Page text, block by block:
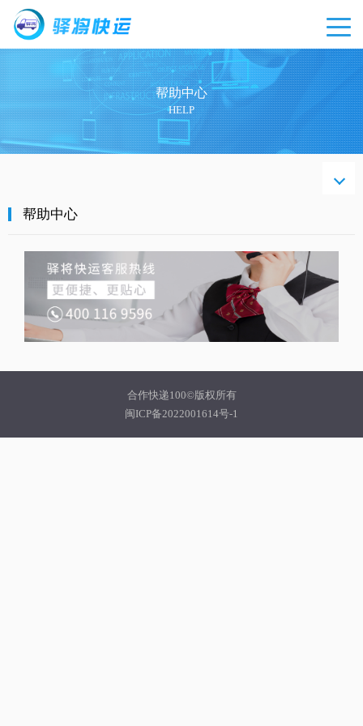
帮助中心
HELP
中心
帮助中心
合作快递100©版权所有
闽ICP备2022001614号-1